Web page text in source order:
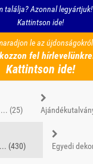
találja? Azonnal legyártjuk!
Kattintson ide!
le az
fel
Kattintson ide!
(25)
(430) Egyedi